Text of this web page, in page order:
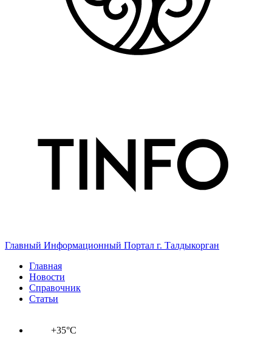
Главный Информационный Портал г. Талдыкорган
Главная
Новости
Справочник
Статьи
+35°C